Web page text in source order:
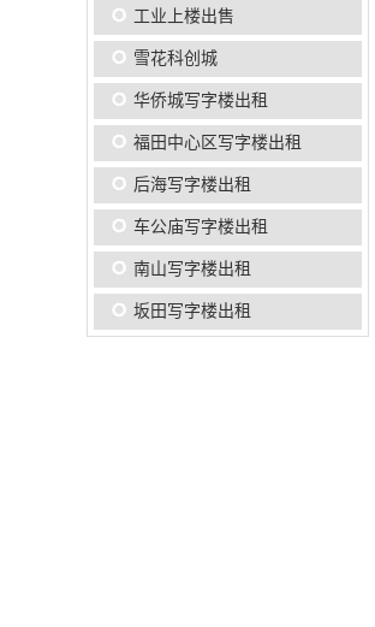
工业上楼出售
雪花科创城
华侨城写字楼出租
福田中心区写字楼出租
后海写字楼出租
车公庙写字楼出租
南山写字楼出租
坂田写字楼出租